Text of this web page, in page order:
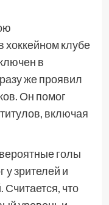
хоккейном клубе
в
же проявил
Он помог
включая
голы
зрителей и
Считается, что